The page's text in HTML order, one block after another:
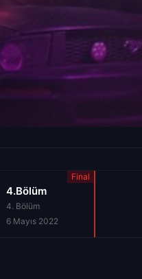
4.Bölüm
4. Bölüm
6 Mayıs 2022